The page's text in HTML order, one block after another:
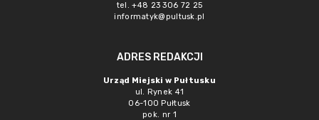
tel. +48 23 306 72 25
informatyk@pultusk.pl
ADRES REDAKCJI
Urząd Miejski w Pułtusku
ul. Rynek 41
06-100 Pułtusk
pok. nr 1